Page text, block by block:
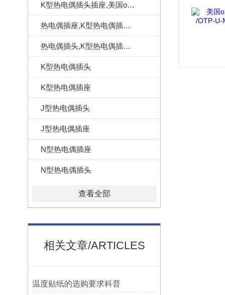
K型热电偶插头插座,美国omega热电偶连接器
热电偶插座,K型热电偶插座,美国omega热电偶插座
热电偶插头,K型热电偶插头,美国omega热电偶插头
K型热电偶插头
K型热电偶插座
J型热电偶插头
J型热电偶插座
N型热电偶插座
N型热电偶插头
查看全部
相关文章/ARTICLES
温度贴纸的选购要求科普